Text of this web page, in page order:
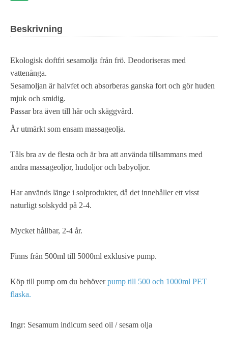
Beskrivning
Ekologisk doftfri sesamolja från frö. Deodoriseras med
vattenånga.
Sesamoljan är halvfet och absorberas ganska fort och gör huden
mjuk och smidig.
Passar bra även till hår och skäggvård.
Är utmärkt som ensam massageolja.
Tåls bra av de flesta och är bra att använda tillsammans med
andra massageoljor, hudoljor och babyoljor.
Har används länge i solprodukter, då det innehåller ett visst
naturligt solskydd på 2-4.
Mycket hållbar, 2-4 år.
Finns från 500ml till 5000ml exklusive pump.
Köp till pump om du behöverpump till 500 och 1000ml PET
flaska.
Ingr: Sesamum indicum seed oil / sesam olja